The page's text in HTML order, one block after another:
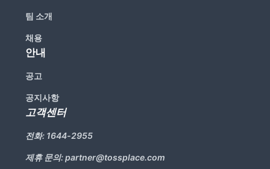
팀 소개
채용
안내
공고
공지사항
고객센터
전화: 1644-2955
제휴 문의:partner@tossplace.com